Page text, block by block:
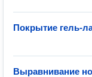
Покрытие гель-
Выравнивание